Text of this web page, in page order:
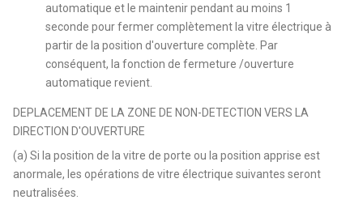
automatique et le maintenir pendant au moins 1
seconde pour fermer complètement la vitre électrique à
partir de la position d'ouverture complète. Par
conséquent, la fonction de fermeture /ouverture
automatique revient.
DEPLACEMENT DE LA ZONE DE NON-DETECTION VERS LA
DIRECTION D'OUVERTURE
(a) Si la position de la vitre de porte ou la position apprise est
anormale, les opérations de vitre électrique suivantes seront
neutralisées.